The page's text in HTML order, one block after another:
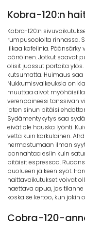
Kobra-120:n
Kobra-120:n
rumpusoololta rinnassa.
liikaa kofeiinia.
pörröinen. Jotkut saavat
olisit juossut portaita
kutsumatta. Huimaus
Nukkumisvaikeuksia on
muuttaa aivot
verenpaineesi tanssivan
joten sinun pitäisi
Sydämentykytys saa
eivät ole hauska lyönti.
vettä kuin karkulainen.
hermostumaan ilman
ponnahtaa esiin kuin
pitäisit espressoa.
puolueen jälkeen syöt.
haittavaikutukset voivat
haettava apua, jos
koska se kertoo, kun jokin
Cobra-120-